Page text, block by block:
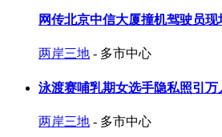
网传北京中信大厦撞机驾驶员
两岸三地 - 多市中心
泳渡赛哺乳期女选手隐私照引
两岸三地 - 多市中心